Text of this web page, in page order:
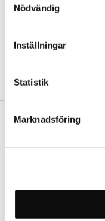
Nödvändig
Inställningar
Statistik
Marknadsföring
281 35 Hässleholm